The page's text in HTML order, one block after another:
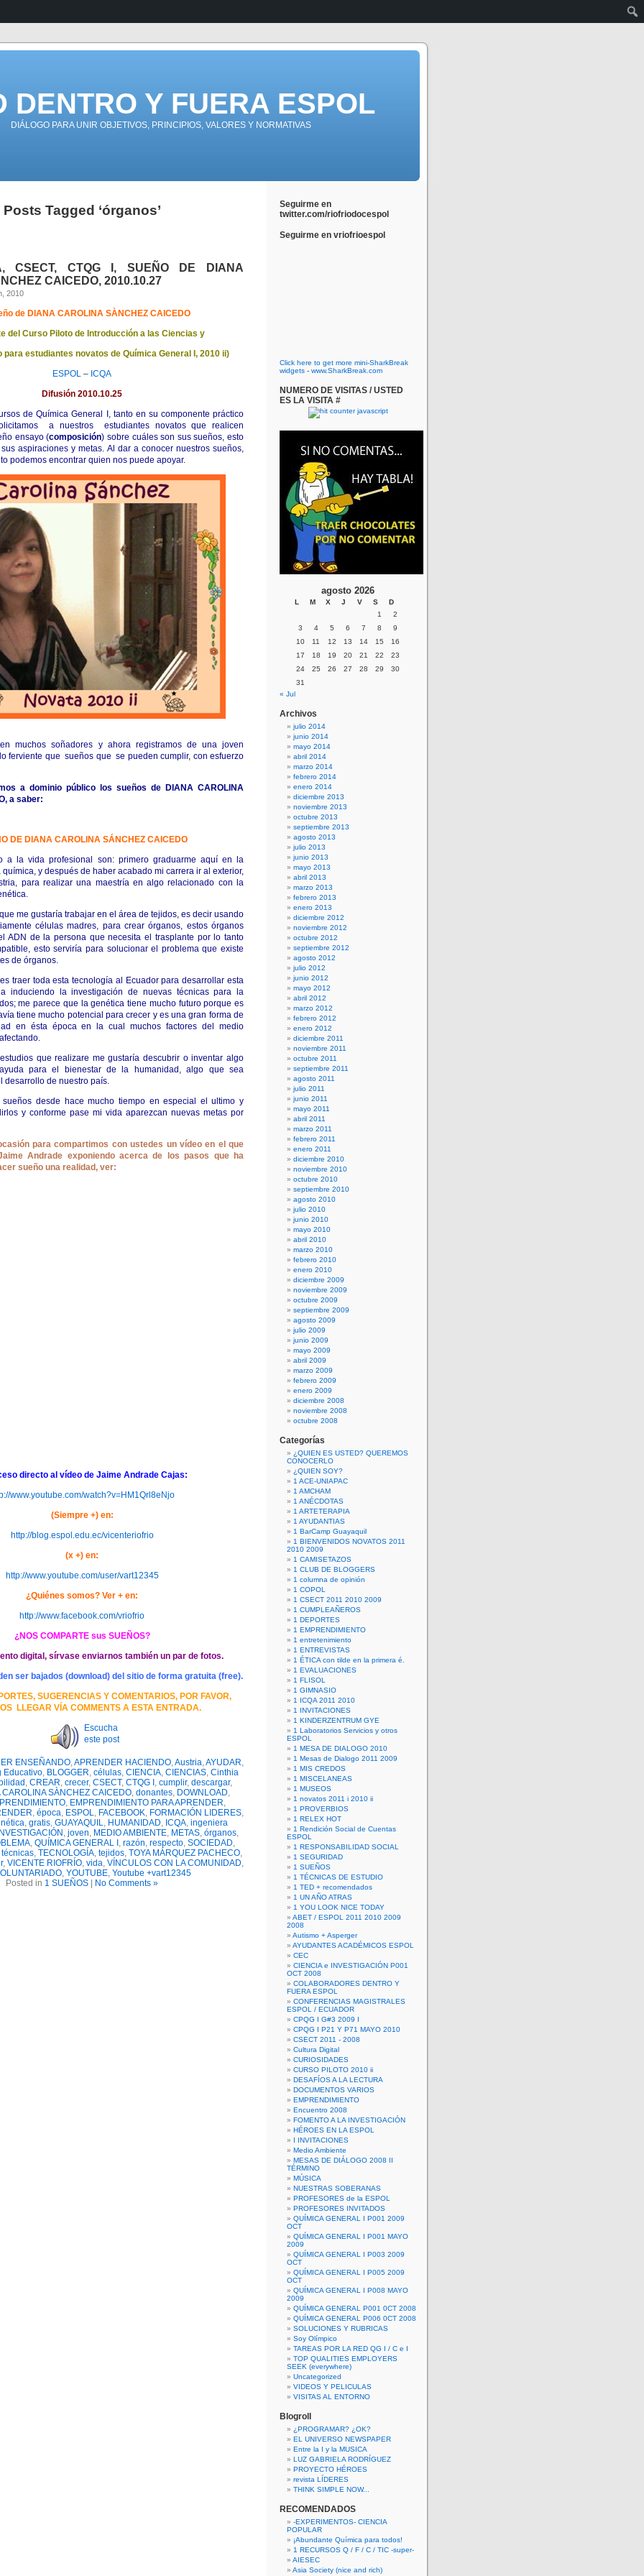
DENTRO Y FUERA ESPOL
DIÁLOGO PARA UNIR OBJETIVOS, PRINCIPIOS, VALORES Y NORMATIVAS
Posts Tagged ‘órganos’
CSECT, CTQG I, SUEÑO DE DIANA
CAICEDO, 2010.10.27
2010
de DIANA CAROLINA SÀNCHEZ CAICEDO
del Curso Piloto de Introducción a las Ciencias y
para estudiantes novatos de Química General I, 2010 ii)
ESPOL – ICQA
Difusión 2010.10.25
de Química General I, tanto en su componente práctico
a nuestros estudiantes novatos que realicen
ensayo (composición) sobre cuáles son sus sueños, esto
aspiraciones y metas. Al dar a conocer nuestros sueños,
podemos encontrar quien nos puede apoyar.
muchos soñadores y ahora registramos de una joven
ferviente que sueños que se pueden cumplir, con esfuerzo
a dominio público los sueños de DIANA CAROLINA
a saber:
DE DIANA CAROLINA SÁNCHEZ CAICEDO
a la vida profesional son: primero graduarme aquí en la
química, y después de haber acabado mi carrera ir al exterior,
para realizar una maestría en algo relacionado con la
me gustaría trabajar en el área de tejidos, es decir usando
células madres, para crear órganos, estos órganos
ADN de la persona que necesita el trasplante por lo tanto
esto serviría para solucionar el problema que existe
de órganos.
traer toda esta tecnología al Ecuador para desarrollar esta
induciendo la investigación de nuevas técnicas para la
me parece que la genética tiene mucho futuro porque es
tiene mucho potencial para crecer y es una gran forma de
en ésta época en la cual muchos factores del medio
que realizare me gustaría descubrir o inventar algo
para el bienestar de la humanidad, algo que sea
desarrollo de nuestro país.
sueños desde hace mucho tiempo en especial el ultimo y
y conforme pase mi vida aparezcan nuevas metas por
para compartimos con ustedes un vídeo en el que
Andrade exponiendo acerca de los pasos que ha
sueño una realidad, ver:
directo al vídeo de Jaime Andrade Cajas:
www.youtube.com/watch?v=HM1Qrl8eNjo
(Siempre +) en:
http://blog.espol.edu.ec/vicenteriofrio
(x +) en:
http://www.youtube.com/user/vart12345
¿Quiénes somos? Ver + en:
http://www.facebook.com/vriofrio
¿NOS COMPARTE sus SUEÑOS?
digital, sírvase enviarnos también un par de fotos.
ser bajados (download) del sitio de forma gratuita (free).
SUGERENCIAS Y COMENTARIOS, POR FAVOR,
LLEGAR VÍA COMMENTS A ESTA ENTRADA.
Escucha
este post
ENSEÑANDO,APRENDER HACIENDO,Austria,AYUDAR,
Educativo, BLOGGER, células, CIENCIA, CIENCIAS, Cinthia
, CREAR, crecer, CSECT, CTQG I , cumplir, descargar,
CAROLINA SÀNCHEZ CAICEDO, donantes, DOWNLOAD,
, EMPRENDIMIENTO PARA APRENDER,
, época, ESPOL, FACEBOOK, FORMACIÓN LIDERES,
, gratis, GUAYAQUIL, HUMANIDAD, ICQA, ingeniera
INVESTIGACIÓN , joven, MEDIO AMBIENTE, METAS, órganos,
, QUÍMICA GENERAL I , razón, respecto, SOCIEDAD,
técnicas, TECNOLOGÍA, tejidos, TOYA MÁRQUEZ PACHECO,
, VICENTE RIOFRÍO, vida, VÍNCULOS CON LA COMUNIDAD,
, YOUTUBE, Youtube +vart12345
Posted in 1 SUEÑOS No Comments »
Seguirme en
twitter.com/riofriodocespol
Seguirme en vriofrioespol
Click here to get more mini-SharkBreak
widgets - www.SharkBreak.com
NUMERO DE VISITAS / USTED
ES LA VISITA #
agosto 2026
L M X J V S
D
1
2
3
4 5 6 7 8
9
10
11 12 13 14 15
16
17
18 19 20 21 22
23
24
25 26 27 28 29
30
31
« Jul
Archivos
julio 2014
junio 2014
mayo 2014
abril 2014
marzo 2014
febrero 2014
enero 2014
diciembre 2013
noviembre 2013
octubre 2013
septiembre 2013
agosto 2013
julio 2013
junio 2013
mayo 2013
abril 2013
marzo 2013
febrero 2013
enero 2013
diciembre 2012
noviembre 2012
octubre 2012
septiembre 2012
agosto 2012
julio 2012
junio 2012
mayo 2012
abril 2012
marzo 2012
febrero 2012
enero 2012
diciembre 2011
noviembre 2011
octubre 2011
septiembre 2011
agosto 2011
julio 2011
junio 2011
mayo 2011
abril 2011
marzo 2011
febrero 2011
enero 2011
diciembre 2010
noviembre 2010
octubre 2010
septiembre 2010
agosto 2010
julio 2010
junio 2010
mayo 2010
abril 2010
marzo 2010
febrero 2010
enero 2010
diciembre 2009
noviembre 2009
octubre 2009
septiembre 2009
agosto 2009
julio 2009
junio 2009
mayo 2009
abril 2009
marzo 2009
febrero 2009
enero 2009
diciembre 2008
noviembre 2008
octubre 2008
Categorías
¿QUIEN ES USTED? QUEREMOS
CONOCERLO
¿QUIEN SOY?
1 ACE-UNIAPAC
1 AMCHAM
1 ANÉCDOTAS
1 ARTETERAPIA
1 AYUDANTIAS
1 BarCamp Guayaquil
1 BIENVENIDOS NOVATOS 2011
2010 2009
1 CAMISETAZOS
1 CLUB DE BLOGGERS
1 columna de opinión
1 COPOL
1 CSECT 2011 2010 2009
1 CUMPLEAÑEROS
1 DEPORTES
1 EMPRENDIMIENTO
1 entretenimiento
1 ENTREVISTAS
1 ÉTICA con tilde en la primera é.
1 EVALUACIONES
1 FLISOL
1 GIMNASIO
1 ICQA 2011 2010
1 INVITACIONES
1 KINDERZENTRUM GYE
1 Laboratorios Servicios y otros
ESPOL
1 MESA DE DIALOGO 2010
1 Mesas de Dialogo 2011 2009
1 MIS CREDOS
1 MISCELANEAS
1 MUSEOS
1 novatos 2011 i 2010 ii
1 PROVERBIOS
1 RELEX HOT
1 Rendición Social de Cuentas
ESPOL
1 RESPONSABILIDAD SOCIAL
1 SEGURIDAD
1 SUEÑOS
1 TÉCNICAS DE ESTUDIO
1 TED + recomendados
1 UN AÑO ATRAS
1 YOU LOOK NICE TODAY
ABET / ESPOL 2011 2010 2009
2008
Autismo + Asperger
AYUDANTES ACADÉMICOS ESPOL
CEC
CIENCIA e INVESTIGACIÓN P001
OCT 2008
COLABORADORES DENTRO Y
FUERA ESPOL
CONFERENCIAS MAGISTRALES
ESPOL / ECUADOR
CPQG I G#3 2009 I
CPQG I P21 Y P71 MAYO 2010
CSECT 2011 - 2008
Cultura Digital
CURIOSIDADES
CURSO PILOTO 2010 ii
DESAFÍOS A LA LECTURA
DOCUMENTOS VARIOS
EMPRENDIMIENTO
Encuentro 2008
FOMENTO A LA INVESTIGACIÓN
HÉROES EN LA ESPOL
I INVITACIONES
Medio Ambiente
MESAS DE DIÁLOGO 2008 II
TÉRMINO
MÚSICA
NUESTRAS SOBERANAS
PROFESORES de la ESPOL
PROFESORES INVITADOS
QUÍMICA GENERAL I P001 2009
OCT
QUÍMICA GENERAL I P001 MAYO
2009
QUÍMICA GENERAL I P003 2009
OCT
QUÍMICA GENERAL I P005 2009
OCT
QUÍMICA GENERAL I P008 MAYO
2009
QUÍMICA GENERAL P001 0CT 2008
QUÍMICA GENERAL P006 0CT 2008
SOLUCIONES Y RUBRICAS
Soy Olímpico
TAREAS POR LA RED QG I / C e I
TOP QUALITIES EMPLOYERS
SEEK (everywhere)
Uncategorized
VIDEOS Y PELICULAS
VISITAS AL ENTORNO
Blogroll
¿PROGRAMAR? ¿OK?
EL UNIVERSO NEWSPAPER
Entre la I y la MUSICA
LUZ GABRIELA RODRÍGUEZ
PROYECTO HÉROES
revista LÍDERES
THINK SIMPLE NOW...
RECOMENDADOS
-EXPERIMENTOS- CIENCIA
POPULAR
¡Abundante Química para todos!
1 RECURSOS Q / F / C / TIC -super-
AIESEC
Asia Society (nice and rich)